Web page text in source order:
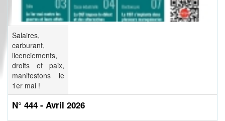
Salaires,
carburant,
licenciements,
droits et paix,
manifestons le
1er mai !
N° 444 - Avril 2026